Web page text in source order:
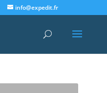
info@expedit.fr